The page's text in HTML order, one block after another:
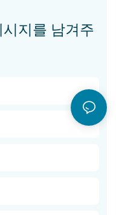
지를 남겨주